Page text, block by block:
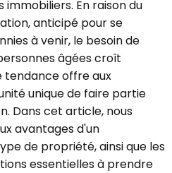
En raison du
anticipé pour se
à venir, le besoin de
âgées croît
offre aux
unique de faire partie
Dans cet article, nous
avantages d'un
de propriété, ainsi que les
essentielles à prendre